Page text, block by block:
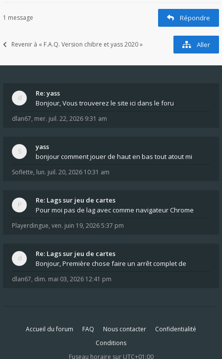
1 message Répondre
Revenir à « F.A.Q. Version chibre et yass 2020 » Aller
Re: yass
Bonjour, Vous trouverez le site ici dans le foru
dlan67, mer. juil. 22, 2026 9:31 am
yass
bonjour comment jouer de haut en bas tout atout mi
Soflette, lun. juil. 20, 2026 10:31 am
Re: Lags sur jeu de cartes
Pour moi pas de lag avec comme navigateur Chrome
Playerdingue, ven. juin 19, 2026 5:37 pm
Re: Lags sur jeu de cartes
Bonjour, Première chose faire un arrêt complet de
dlan67, dim. mai 03, 2026 12:41 pm
Accueil du forum FAQ Nous contacter
Confidentialité
Conditions
Fuseau horaire sur UTC+01:00